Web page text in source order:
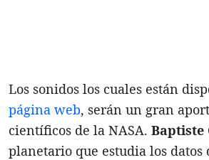
Los sonidos los cuales están
página web, serán un gran
científicos de la NASA. Baptiste
planetario que estudia los datos